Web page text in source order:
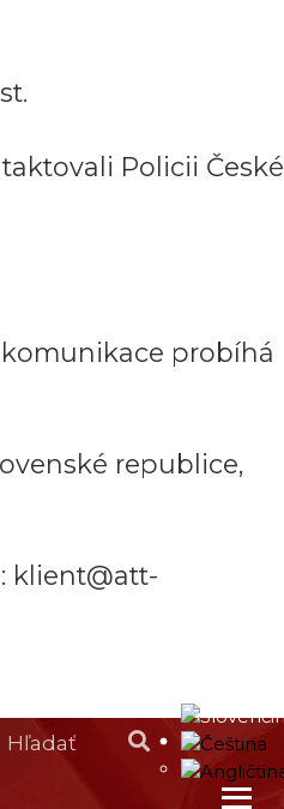
Policii České
probíhá
republice,
klient@att-